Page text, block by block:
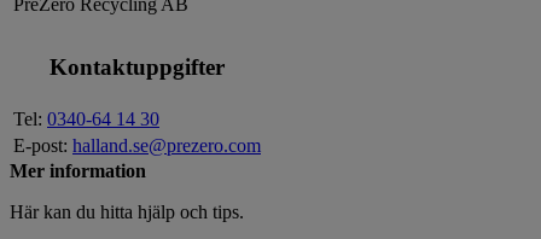
Kontaktuppgifter
Tel: 0340-64 14 30
E-post: halland.se@prezero.com
Mer information
Här kan du hitta hjälp och tips.